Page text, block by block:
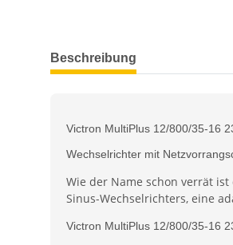
weitere Registerkarten anzeigen
Beschreibung
Victron MultiPlus 12/800/35-16
Wechselrichter mit
Wie der Name schon verrät
Sinus-Wechselrichters, eine
Victron MultiPlus 12/800/35-16